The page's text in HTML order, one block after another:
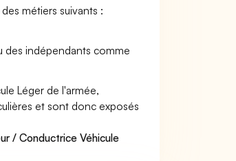
métiers suivants :
des indépendants comme
Léger de l'armée,
et sont donc exposés
/ Conductrice Véhicule